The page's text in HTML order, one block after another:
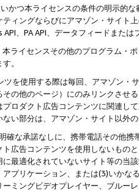
かつ本ライセンスの条件の明示的
ィングならびにアマゾン・サイト
、PA API、データフィードまた
ライセンスその他のプログラム・
。
ツを使用する際は毎回、アマゾン
の他のページ）にのみリンクさせ
ロダクト広告コンテンツに関連し
い部分は、アマゾン・サイト以外
確な承諾なしに、携帯電話その他
広告コンテンツを使用しないもの
最適化されていないサイト等の当
プリケーション、または(3)いか
ミングビデオプレイヤー、ブルー